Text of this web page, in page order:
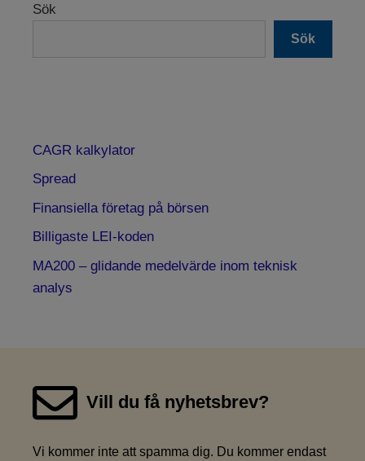
Sök
Sök
CAGR kalkylator
Spread
Finansiella företag på börsen
Billigaste LEI-koden
MA200 – glidande medelvärde inom teknisk
analys
Vill du få nyhetsbrev?
Vi kommer inte att spamma dig. Du kommer endast